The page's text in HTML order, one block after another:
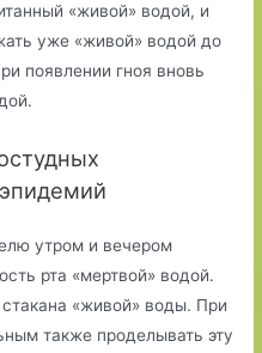
«живой» водой, и
уже «живой» водой до
появлении гноя вновь
утром и вечером
рта «мертвой» водой.
«живой» воды. При
также проделывать эту